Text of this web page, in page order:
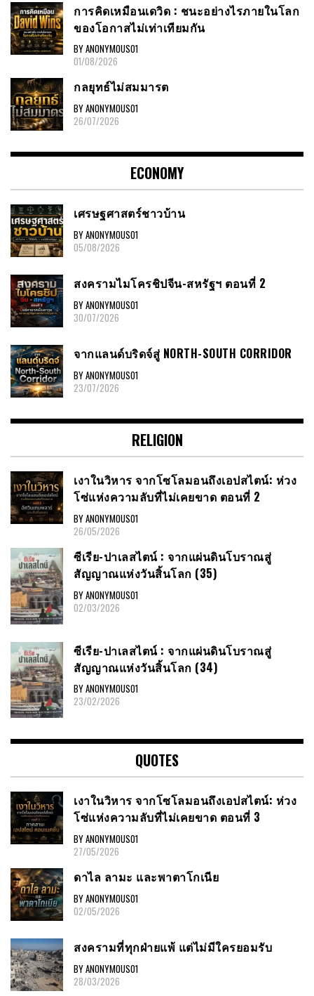
การคิดเหมือนเดวิด : ชนะอย่างไรภายในโลก
ของโอกาสไม่เท่าเทียมกัน
BY ANONYMOUS01
01/08/2026
กลยุทธ์ไม่สมมารต
BY ANONYMOUS01
26/07/2026
ECONOMY
เศรษฐศาสตร์ชาวบ้าน
BY ANONYMOUS01
05/08/2026
สงครามไมโครชิปจีน-สหรัฐฯ ตอนที่ 2
BY ANONYMOUS01
30/07/2026
จากแลนด์บริดจ์สู่ NORTH-SOUTH CORRIDOR
BY ANONYMOUS01
23/07/2026
RELIGION
เงาในวิหาร จากโซโลมอนถึงเอปสไตน์: ห่วง
โซ่แห่งความลับที่ไม่เคยขาด ตอนที่ 2
BY ANONYMOUS01
26/05/2026
ซีเรีย​-ปาเลสไตน์​ : จากแผ่นดินโบราณสู่
สัญญาณ​แห่งวันสิ้นโลก​ (35)
BY ANONYMOUS01
02/03/2026
ซีเรีย​-ปาเลสไตน์​ : จากแผ่นดินโบราณสู่
สัญญาณ​แห่งวันสิ้นโลก​ (34)
BY ANONYMOUS01
23/02/2026
QUOTES
เงาในวิหาร จากโซโลมอนถึงเอปสไตน์: ห่วง
โซ่แห่งความลับที่ไม่เคยขาด ตอนที่ 3
BY ANONYMOUS01
27/05/2026
ดาไล ลามะ และพาตาโกเนีย
BY ANONYMOUS01
02/05/2026
สงครามที่ทุกฝ่ายแพ้ แต่ไม่มีใครยอมรับ
BY ANONYMOUS01
28/03/2026